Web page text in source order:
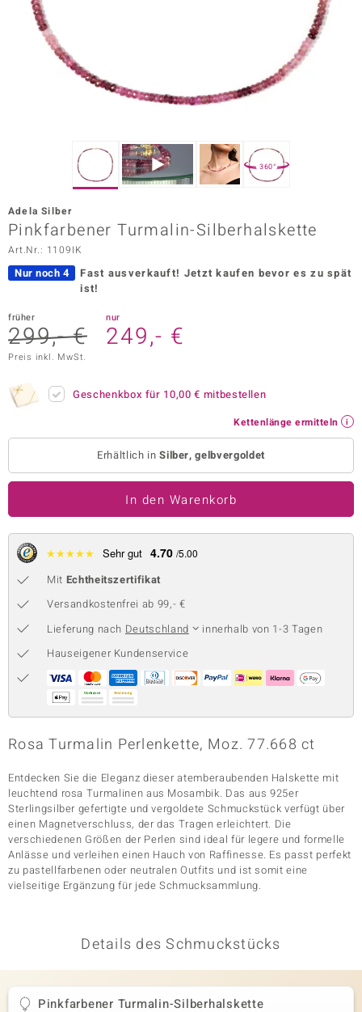
Edition
Vogue
Collection
BY DE MELO
Classics
360°
Adela Silber
Pinkfarbener Turmalin-Silberhalskette
Art.Nr.: 1109IK
Nur noch 4 Fast ausverkauft! Jetzt kaufen bevor es zu spät
ist!
früher
299,- €
nur
249,- €
Preis inkl. MwSt.
Geschenkbox für 10,00 € mitbestellen
Kettenlänge ermitteln
Erhältlich inSilber, gelbvergoldet
In den Warenkorb
★★★★★ Sehr gut 4.70 /5.00
Mit Echtheitszertifikat
Versandkostenfrei ab 99,- €
Lieferung nach Deutschland
innerhalb von 1-3 Tagen
Hauseigener Kundenservice
Rosa Turmalin Perlenkette, Moz. 77.668 ct
Entdecken Sie die Eleganz dieser atemberaubenden Halskette mit
leuchtend rosa Turmalinen aus Mosambik. Das aus 925er
Sterlingsilber gefertigte und vergoldete Schmuckstück verfügt über
einen Magnetverschluss, der das Tragen erleichtert. Die
verschiedenen Größen der Perlen sind ideal für legere und formelle
Anlässe und verleihen einen Hauch von Raffinesse. Es passt perfekt
zu pastellfarbenen oder neutralen Outfits und ist somit eine
vielseitige Ergänzung für jede Schmucksammlung.
Details des Schmuckstücks
Pinkfarbener Turmalin-Silberhalskette